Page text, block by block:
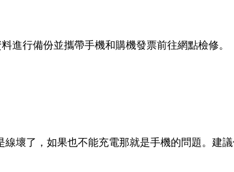
進行備份並攜帶手機和購機發票前往網點檢修。
壞了，如果也不能充電那就是手機的問題。建